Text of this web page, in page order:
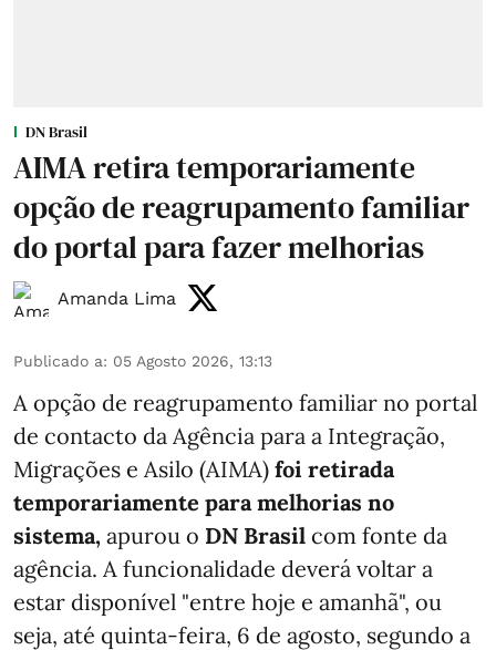
DN Brasil
AIMA retira temporariamente
opção de reagrupamento familiar
do portal para fazer melhorias
Amanda Lima
Publicado a: 05 Agosto 2026, 13:13
A opção de reagrupamento familiar no portal
de contacto da Agência para a Integração,
Migrações e Asilo (AIMA) foi retirada
temporariamente para melhorias no
sistema, apurou o DN Brasil com fonte da
agência. A funcionalidade deverá voltar a
estar disponível "entre hoje e amanhã", ou
seja, até quinta-feira, 6 de agosto, segundo a